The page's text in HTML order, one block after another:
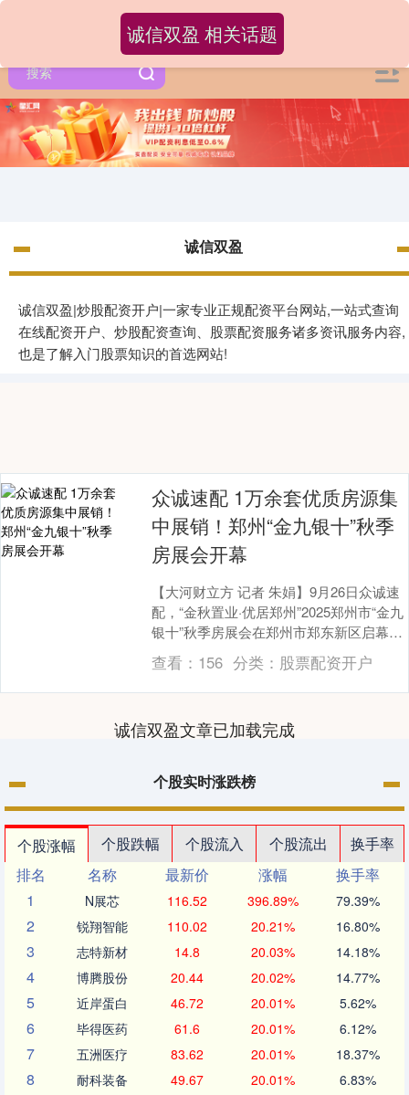
诚信双盈
诚信双盈|炒股配资开户|一家专业正规配资平台网站,一站式查询
在线配资开户、炒股配资查询、股票配资服务诸多资讯服务内容,
也是了解入门股票知识的首选网站!
诚信双盈 相关话题
众诚速配 1万余套优质房源集
中展销！郑州“金九银十”秋季
房展会开幕
【大河财立方 记者 朱娟】9月26日众诚速
配，“金秋置业·优居郑州”2025郑州市“金九
银十”秋季房展会在郑州市郑东新区启幕。
展会现场，华润、招商、万科、中海....
查看： 156 分类： 股票配资开户
诚信双盈文章已加载完成
个股实时涨跌榜
个股涨幅 个股跌幅 个股流入 个股流出
换手率
排名
名称 最新价 涨幅
换手率
1
N展芯 116.52 396.89% 79.39%
2 锐翔智能 110.02 20.21% 16.80%
3 志特新材 14.8 20.03% 14.18%
4 博腾股份 20.44 20.02% 14.77%
5 近岸蛋白 46.72 20.01% 5.62%
6 毕得医药 61.6 20.01% 6.12%
7 五洲医疗 83.62 20.01% 18.37%
8 耐科装备 49.67 20.01% 6.83%